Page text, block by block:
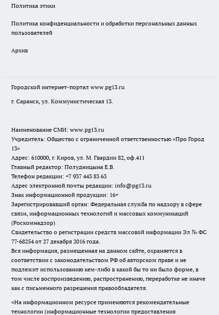
Политика этики
Политика конфиденциальности и обработки персональных данных
пользователей
Архив
Городской интернет-портал www.pg13.ru
г. Саранск, ул. Коммунистическая 13.
Наименование СМИ: www.pg13.ru
Учредитель: Общество с ограниченной ответственностью «Про Город
13»
Адрес: 610000, г. Киров, ул. М. Гвардии 82, оф.411
Главный редактор: Полудницына Е.В.
Телефон редакции: +7 937 443 83 63
Адрес электронной почты редакции: info@pg13.ru
Знак информационной продукции: 16+
Зарегистрировавший орган: Федеральная служба по надзору в сфере
связи, информационных технологий и массовых коммуникаций
(Роскомнадзор)
Свидетельство о регистрации средств массовой информации Эл № ФС
77-68254 от 27 декабря 2016 года.
Вся информация, размещенная на данном сайте, охраняется в
соответствии с законодательством РФ об авторском праве и не
подлежит использованию кем-либо в какой бы то ни было форме, в
том числе воспроизведению, распространению, переработке не иначе
как с письменного разрешения правообладателя.
«На информационном ресурсе применяются рекомендательные
технологии (информационные технологии предоставления